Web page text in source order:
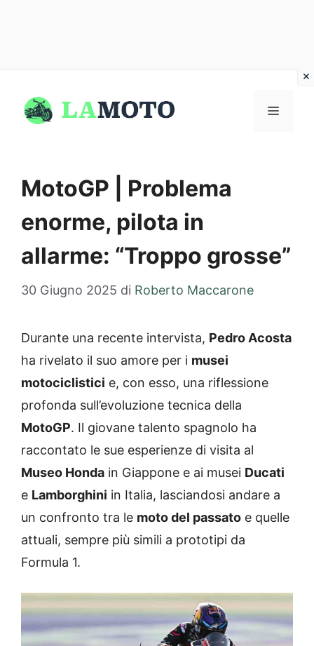
contenuto
MENU
MotoGP | Problema
enorme, pilota in
allarme: “Troppo grosse”
30 Giugno 2025 di Roberto Maccarone
Durante una recente intervista, Pedro Acosta
ha rivelato il suo amore per i musei
motociclistici e, con esso, una riflessione
profonda sull’evoluzione tecnica della
MotoGP. Il giovane talento spagnolo ha
raccontato le sue esperienze di visita al
Museo Honda in Giappone e ai musei Ducati
e Lamborghini in Italia, lasciandosi andare a
un confronto tra le moto del passato e quelle
attuali, sempre più simili a prototipi da
Formula 1.